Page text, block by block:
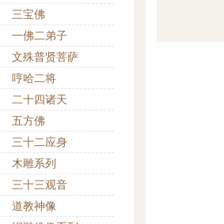
三宝佛
一佛二弟子
文殊普贤菩萨
哼哈二将
二十四诸天
五方佛
三十二应身
木雕系列
三十三观音
道教神像